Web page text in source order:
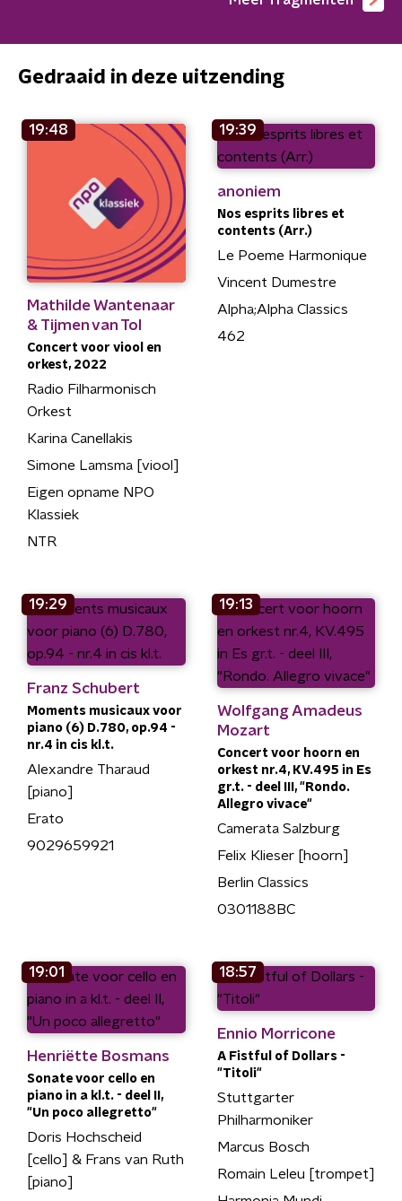
Gedraaid in deze uitzending
19:48
Mathilde Wantenaar
& Tijmen van Tol
Concert voor viool en
orkest, 2022
Radio Filharmonisch
Orkest
Karina Canellakis
Simone Lamsma [viool]
Eigen opname NPO
Klassiek
NTR
19:39
anoniem
Nos esprits libres et
contents (Arr.)
Le Poeme Harmonique
Vincent Dumestre
Alpha;Alpha Classics
462
19:29
Franz Schubert
Moments musicaux voor
piano (6) D.780, op.94 -
nr.4 in cis kl.t.
Alexandre Tharaud
[piano]
Erato
9029659921
19:13
Wolfgang Amadeus
Mozart
Concert voor hoorn en
orkest nr.4, KV.495 in Es
gr.t. - deel III, "Rondo.
Allegro vivace"
Camerata Salzburg
Felix Klieser [hoorn]
Berlin Classics
0301188BC
19:01
Henriëtte Bosmans
Sonate voor cello en
piano in a kl.t. - deel II,
"Un poco allegretto"
Doris Hochscheid
[cello] & Frans van Ruth
[piano]
18:57
Ennio Morricone
A Fistful of Dollars -
"Titoli"
Stuttgarter
Philharmoniker
Marcus Bosch
Romain Leleu [trompet]